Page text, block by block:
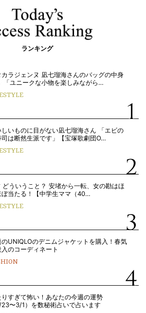
ランキング
カラジェンヌ 凪七瑠海さんのバッグの中身
「ユニークな小物を楽しみながら…
しいものに目がない凪七瑠海さん 「エビの
司は断然生派です」【宝塚歌劇団O…
どういうこと？ 安堵から一転、女の勘はほ
ぼ当たる！【中学生ママ（40…
のUNIQLOのデニムジャケットを購入！春気
のコーディネート
りすぎて怖い！あなたの今週の運勢
23〜3/1）を数秘術占いで占います